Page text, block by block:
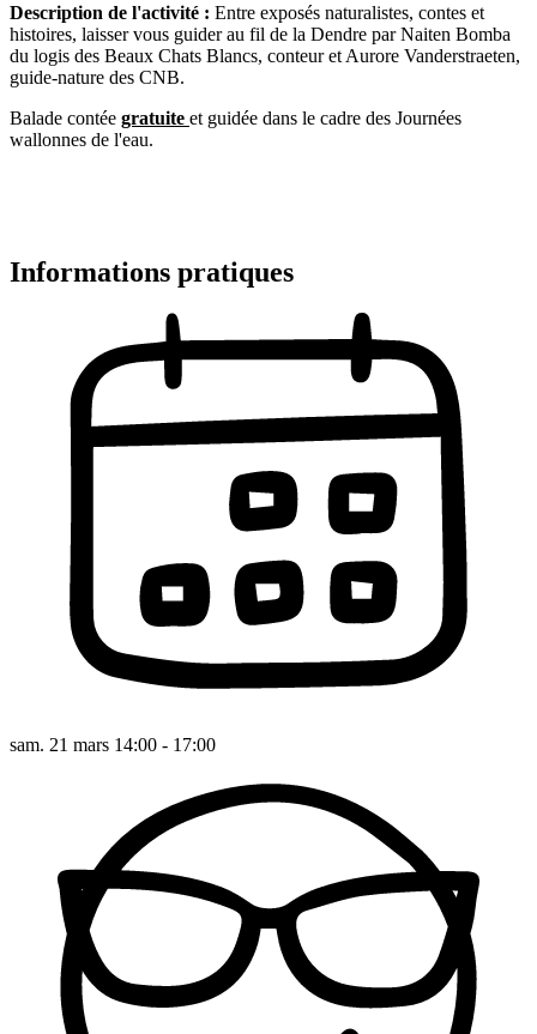
Description de l'activité : Entre exposés naturalistes, contes et
histoires, laisser vous guider au fil de la Dendre par Naiten Bomba
du logis des Beaux Chats Blancs, conteur et Aurore Vanderstraeten,
guide-nature des CNB.
Balade contée gratuite et guidée dans le cadre des Journées
wallonnes de l'eau.
Informations pratiques
sam. 21 mars 14:00 - 17:00